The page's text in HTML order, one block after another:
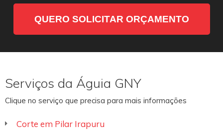
QUERO SOLICITAR ORÇAMENTO
Serviços da Águia GNY
Clique no serviço que precisa para mais informações
Corte em Pilar Irapuru